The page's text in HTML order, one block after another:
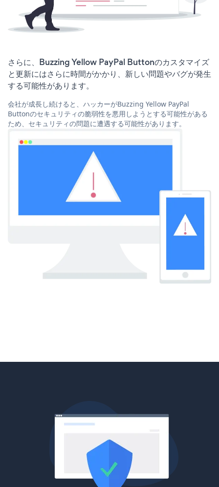
さらに、Buzzing Yellow PayPal Buttonのカスタマイズ
と更新にはさらに時間がかかり、新しい問題やバグが発生
する可能性があります。
会社が成長し続けると、ハッカーがBuzzing Yellow PayPal
Buttonのセキュリティの脆弱性を悪用しようとする可能性がある
ため、セキュリティの問題に遭遇する可能性があります。